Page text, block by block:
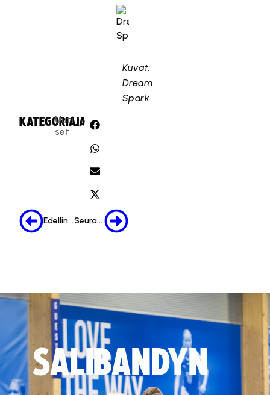
Kuvat:
Dream
Spark
KATEGORIA:
Uuti
set
JAA:
Edellinen Seuraava
SALIBANDYN